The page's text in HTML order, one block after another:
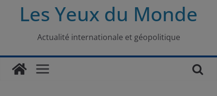
mémoriel et lutte pour
l’indépendance
guerre entre le Pakistan et
Majorités numériques et réseaux
Les Yeux du Monde
Actualité internationale et géopolitique